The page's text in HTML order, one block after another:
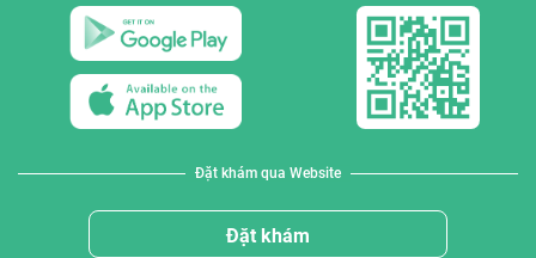
Đặt khám qua Website
Đặt khám